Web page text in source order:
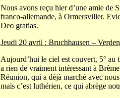
Nous avons reçu hier d’une amie de
franco-allemande, à Ormersviller.
Deo gratias.
Jeudi 20 avril : Bruchhausen –
Aujourd’hui le ciel est couvert, 5° au
a rien de vraiment intéressant à
Réunion, qui a déjà marché avec
mais c’est luthérien, ce qui abrège